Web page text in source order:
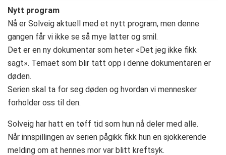
Nytt program
Nå er Solveig aktuell med et nytt program, men denne
gangen får vi ikke se så mye latter og smil.
Det er en ny dokumentar som heter «Det jeg ikke fikk
sagt». Temaet som blir tatt opp i denne dokumentaren er
døden.
Serien skal ta for seg døden og hvordan vi mennesker
forholder oss til den.
Solveig har hatt en tøff tid som hun nå deler med alle.
Når innspillingen av serien pågikk fikk hun en sjokkerende
melding om at hennes mor var blitt kreftsyk.